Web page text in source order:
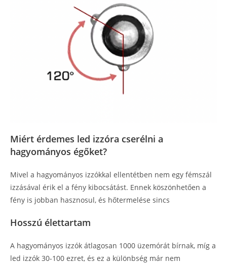
Miért érdemes led izzóra cserélni a
hagyományos égőket?
Mivel a hagyományos izzókkal ellentétben nem egy fémszál
izzásával érik el a fény kibocsátást. Ennek köszönhetően a
fény is jobban hasznosul, és hőtermelése sincs
Hosszú élettartam
A hagyományos izzók átlagosan 1000 üzemórát bírnak, míg a
led izzók 30-100 ezret, és ez a különbség már nem